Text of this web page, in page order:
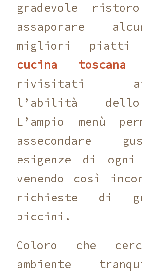
gradevole
assaporare
migliori piatti
cucina toscana
rivisitati
l’abilità
L’ampio menù
assecondare
esigenze di ogni
venendo così
richieste di
piccini.
Coloro che
ambiente